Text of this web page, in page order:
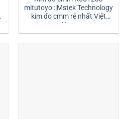
mitutoyo :|Mstek Technology
kim đo cmm rẻ nhất Việt
Nam